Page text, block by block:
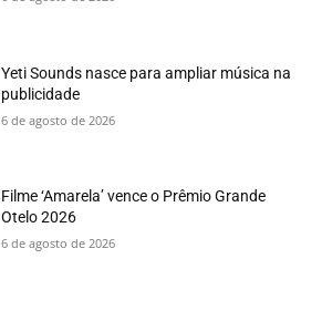
Yeti Sounds nasce para ampliar música na
publicidade
6 de agosto de 2026
Filme ‘Amarela’ vence o Prêmio Grande
Otelo 2026
6 de agosto de 2026